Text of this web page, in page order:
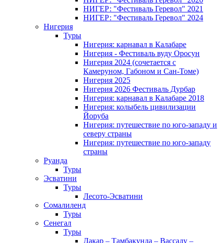
НИГЕР: "Фестиваль Геревол" 2021
НИГЕР: "Фестиваль Геревол" 2024
Нигерия
Туры
Нигерия: карнавал в Калабаре
Нигерия - Фестиваль вуду Оросун
Нигерия 2024 (сочетается с
Камеруном, Габоном и Сан-Томе)
Нигерия 2025
Нигерия 2026 Фестиваль Дурбар
Нигерия: карнавал в Калабаре 2018
Нигерия: колыбель цивилизации
Йоруба
Нигерия: путешествие по юго-западу и
северу страны
Нигерия: путешествие по юго-западу
страны
Руанда
Туры
Эсватини
Туры
Лесото-Эсватини
Сомалиленд
Туры
Сенегал
Туры
Дакар – Тамбакунда – Вассаду –